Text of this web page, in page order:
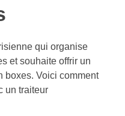
qui organise
et souhaite offrir un
boxes. Voici comment
un traiteur